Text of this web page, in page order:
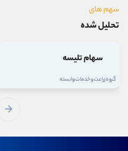
سهم های
تحلیل شده
سهام وغدیر
گروه شرکتهای چند رشته ای صنعتی